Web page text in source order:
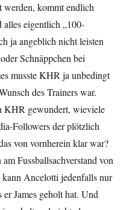
werden, kommt endlich
eigentlich „100-
ja angeblich nicht leisten
Schnäppchen bei
musste KHR ja unbedingt
des Trainers war.
KHR gewundert, wieviele
Followers der plötzlich
von vornherein klar war?
Fussballsachverstand von
Ancelotti jedenfalls nur
James geholt hat. Und